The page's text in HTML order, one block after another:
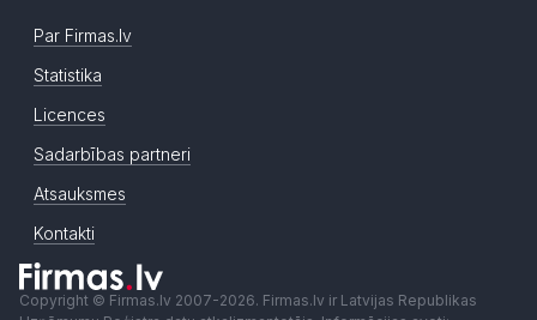
Par Firmas.lv
Statistika
Licences
Sadarbības partneri
Atsauksmes
Kontakti
Copyright © Firmas.lv 2007-2026. Firmas.lv ir Latvijas Republikas